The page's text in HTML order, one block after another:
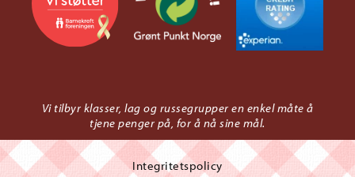
Vi tilbyr klasser, lag og russegrupper en enkel måte å
tjene penger på, for å nå sine mål.
Integritetspolicy